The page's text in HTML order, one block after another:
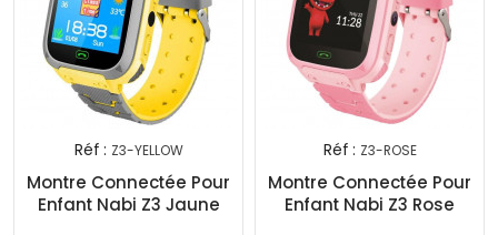
Réf : Z3-YELLOW
Montre Connectée Pour
Enfant Nabi Z3 Jaune
Réf : Z3-ROSE
Montre Connectée Pour
Enfant Nabi Z3 Rose